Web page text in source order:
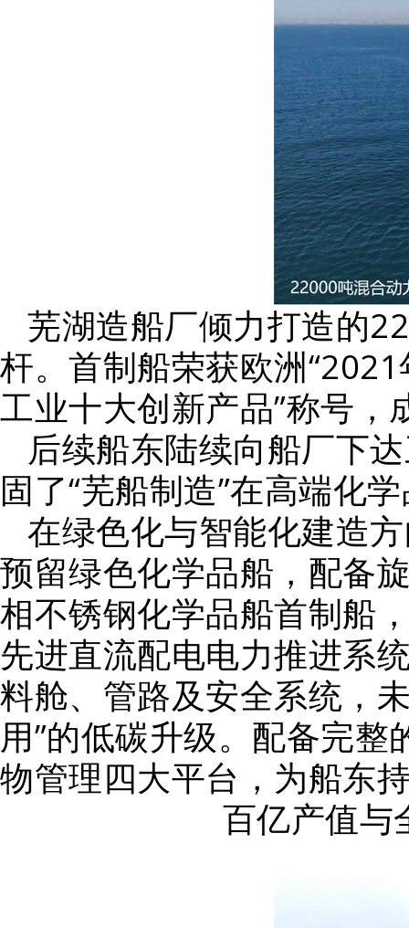
芜湖造船厂倾力打造的
杆。首制船荣获欧洲
工业十大创新产品”称号
后续船东陆续向船厂下
固了“芜船制造”在高端化
在绿色化与智能化建造
预留绿色化学品船，配备
相不锈钢化学品船首制船
先进直流配电电力推进系
料舱、管路及安全系统，
用”的低碳升级。配备完
物管理四大平台，为船东
百亿产值与